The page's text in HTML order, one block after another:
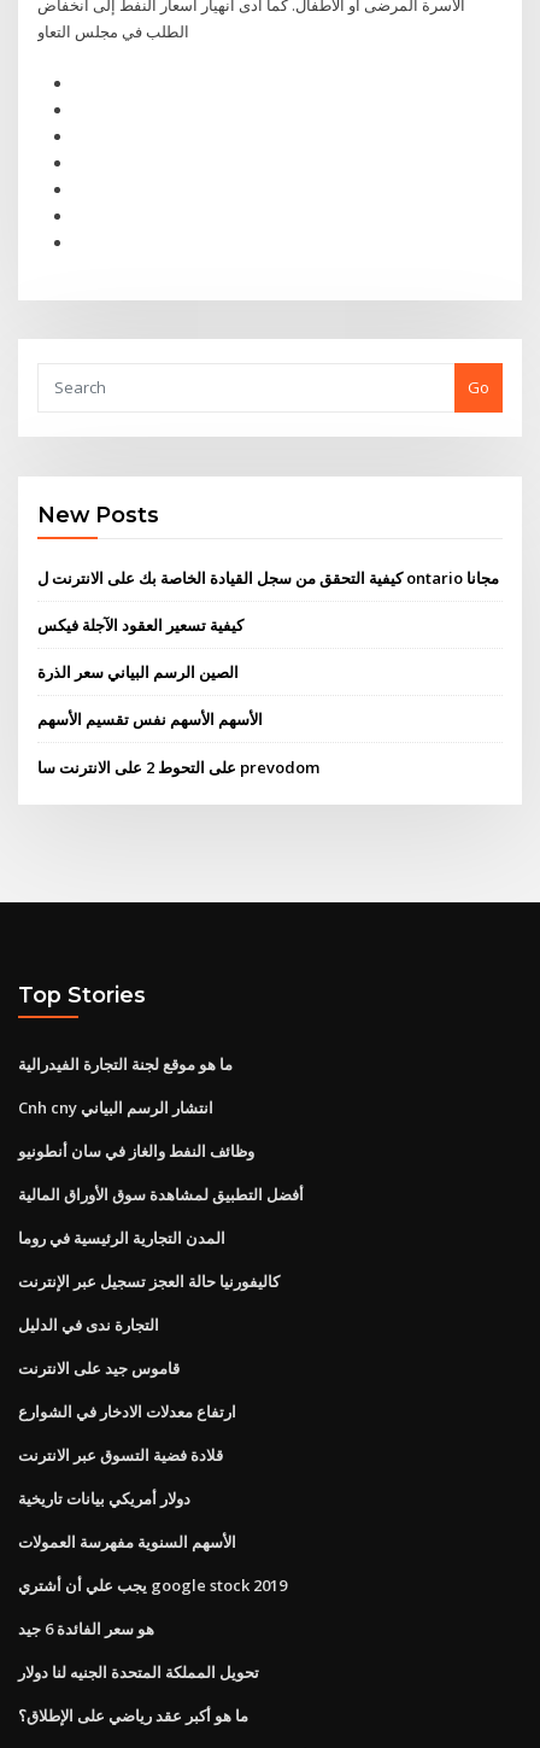
الأسرة المرضى أو الأطفال. كما أدى انهيار أسعار النفط إلى انخفاض
الطلب في مجلس التعاو
Go
New Posts
كيفية التحقق من سجل القيادة الخاصة بك على الانترنت ل ontario مجانا
كيفية تسعير العقود الآجلة فيكس
الصين الرسم البياني سعر الذرة
الأسهم الأسهم نفس تقسيم الأسهم
على التحوط 2 على الانترنت سا prevodom
Top Stories
ما هو موقع لجنة التجارة الفيدرالية
Cnh cny انتشار الرسم البياني
وظائف النفط والغاز في سان أنطونيو
أفضل التطبيق لمشاهدة سوق الأوراق المالية
المدن التجارية الرئيسية في روما
كاليفورنيا حالة العجز تسجيل عبر الإنترنت
التجارة ندى في الدليل
قاموس جيد على الانترنت
ارتفاع معدلات الادخار في الشوارع
قلادة فضية التسوق عبر الانترنت
دولار أمريكي بيانات تاريخية
الأسهم السنوية مفهرسة العمولات
يجب علي أن أشتري google stock 2019
هو سعر الفائدة 6 جيد
تحويل المملكة المتحدة الجنيه لنا دولار
ما هو أكبر عقد رياضي على الإطلاق؟